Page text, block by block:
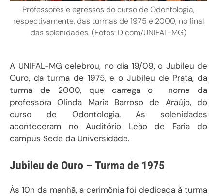
Professores e egressos do curso de Odontologia,
respectivamente, das turmas de 1975 e 2000, no final
das solenidades. (Fotos: Dicom/UNIFAL-MG)
A UNIFAL-MG celebrou, no dia 19/09, o Jubileu de
Ouro, da turma de 1975, e o Jubileu de Prata, da
turma de 2000, que carrega o nome da
professora Olinda Maria Barroso de Araújo, do
curso de Odontologia. As solenidades
aconteceram no Auditório Leão de Faria do
campus Sede da Universidade.
Jubileu de Ouro – Turma de 1975
Às 10h da manhã, a cerimônia foi dedicada à turma